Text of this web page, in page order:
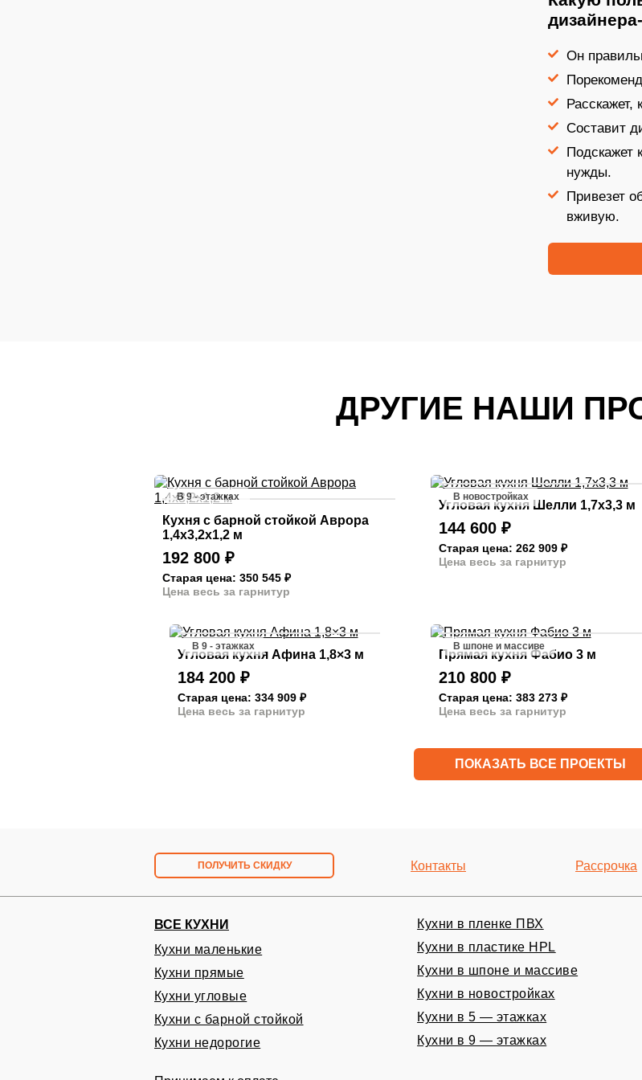
Он
Расскажет,
Составит
Подскажет
нужды.
Привезет
вживую.
ДРУГИЕ НАШИ
В 9 - этажках
Кухня с барной стойкой Аврора
1,4х3,2х1,2 м
192 800 ₽
Старая цена: 350 545 ₽
Цена весь за гарнитур
В новостройках
Угловая кухня Шелли 1,7х3,3 м
144 600 ₽
Старая цена: 262 909 ₽
Цена весь за гарнитур
В 9 - этажках
Угловая кухня Афина 1,8×3 м
184 200 ₽
Старая цена: 334 909 ₽
Цена весь за гарнитур
В шпоне и массиве
Прямая кухня Фабио 3 м
210 800 ₽
Старая цена: 383 273 ₽
Цена весь за гарнитур
ПОКАЗАТЬ ВСЕ ПРОЕКТЫ
ПОЛУЧИТЬ СКИДКУ Контакты Рассрочка
ВСЕ КУХНИ
Кухни маленькие
Кухни прямые
Кухни угловые
Кухни с барной стойкой
Кухни недорогие
Кухни в пленке ПВХ
Кухни в пластике HPL
Кухни в шпоне и массиве
Кухни в новостройках
Кухни в 5 — этажках
Кухни в 9 — этажках
Запишитесь на бесплатный замер
в удобное вам время
Проект и расчет кухни на дому БЕСПЛАТНО!